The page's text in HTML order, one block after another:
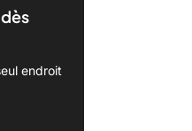
endroit